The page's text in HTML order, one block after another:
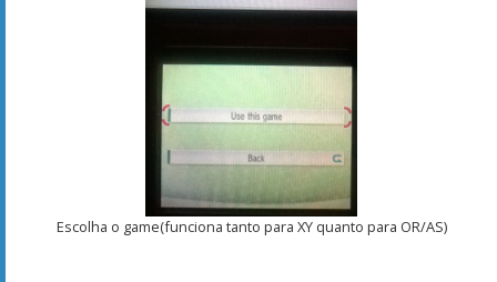
Escolha o game(funciona tanto para XY quanto para OR/AS)